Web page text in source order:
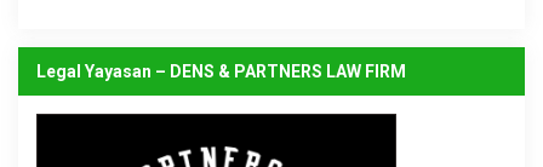
Legal Yayasan – DENS & PARTNERS LAW FIRM